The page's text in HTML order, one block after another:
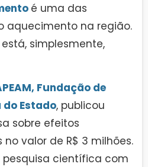
é uma das
aquecimento na região.
simplesmente,
Fundação de
Estado, publicou
sobre efeitos
valor de R$ 3 milhões.
científica com